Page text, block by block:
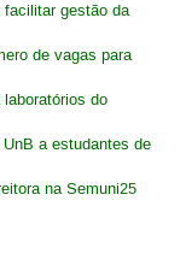
facilitar gestão da
de vagas para
do
a estudantes de
na Semuni25